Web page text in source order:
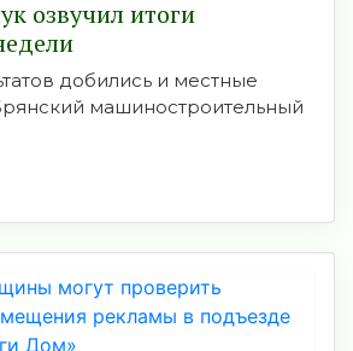
озвучил итоги
добились и местные
машиностроительный